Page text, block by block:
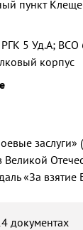
пункт Клеще
5 Уд.А; ВСО
корпус
Великой
«За взятие
документах